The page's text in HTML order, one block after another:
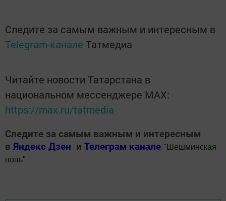
Следите за самым важным и интересным в
Telegram-канале Татмедиа
Читайте новости Татарстана в
национальном мессенджере MАХ:
https://max.ru/tatmedia
Следите за самым важным и интересным
в Яндекс Дзен и Телеграм канале " Шешминская
новь"